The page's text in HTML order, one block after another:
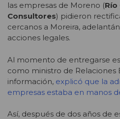
las empresas de Moreno (Río
Consultores) pidieron
cercanos a Moreira,
acciones legales.
Al momento de entregarse
como ministro de Relaciones
información, explicó que la
empresas estaba en manos
Así, después de dos años de